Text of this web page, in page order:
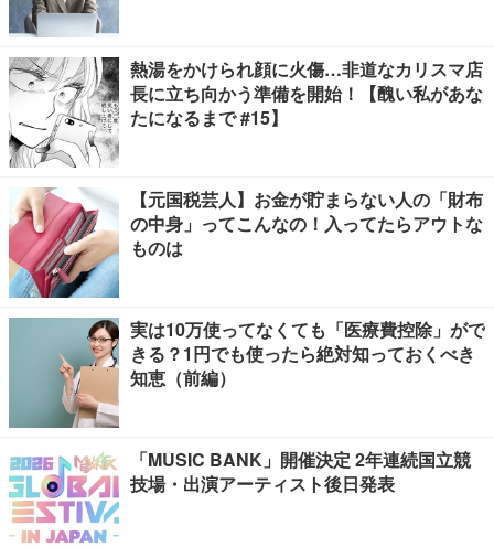
熱湯をかけられ顔に火傷…非道なカリスマ店
長に立ち向かう準備を開始！【醜い私があな
たになるまで #15】
【元国税芸人】お金が貯まらない人の「財布
の中身」ってこんなの！入ってたらアウトな
ものは
実は10万使ってなくても「医療費控除」がで
きる？1円でも使ったら絶対知っておくべき
知恵（前編）
「MUSIC BANK」開催決定 2年連続国立競
技場・出演アーティスト後日発表